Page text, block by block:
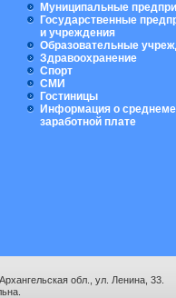
Муниципальные
Государственные
и учреждения
Образовательные
Здравоохранение
Спорт
СМИ
Гостиницы
Информация о
заработной плате
обл., ул. Ленина, 33.